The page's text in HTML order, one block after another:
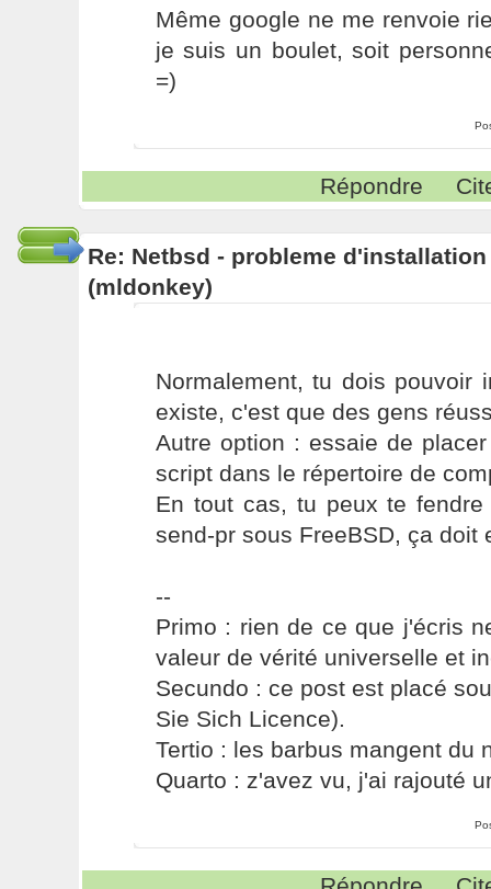
Même google ne me renvoie
je suis un boulet, soit
=)
Répondre
Re: Netbsd - probleme
(mldonkey)
Normalement, tu dois pouvoir
existe, c'est que des gens
Autre option : essaie de
script dans le répertoire de
En tout cas, tu peux te
send-pr sous FreeBSD, ça doit
--
Primo : rien de ce que j'écris
valeur de vérité universelle et
Secundo : ce post est placé
Sie Sich Licence).
Tertio : les barbus mangent du
Quarto : z'avez vu, j'ai rajouté